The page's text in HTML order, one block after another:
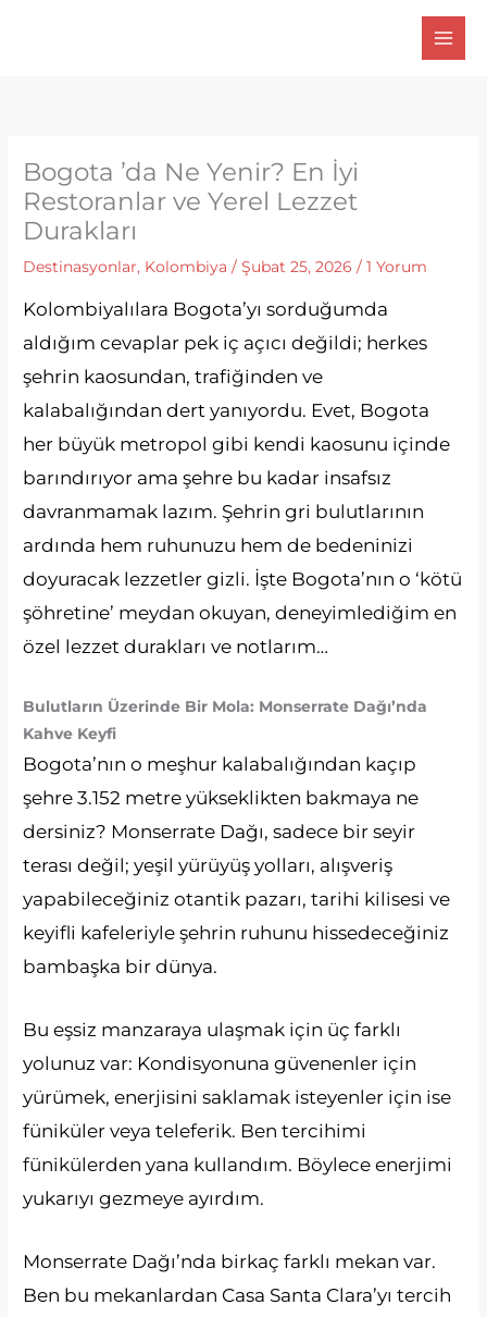
Bogota ’da Ne Yenir? En İyi
Restoranlar ve Yerel Lezzet
Durakları
Destinasyonlar, Kolombiya /Şubat 25, 2026/1 Yorum
Kolombiyalılara Bogota’yı sorduğumda
aldığım cevaplar pek iç açıcı değildi; herkes
şehrin kaosundan, trafiğinden ve
kalabalığından dert yanıyordu. Evet, Bogota
her büyük metropol gibi kendi kaosunu içinde
barındırıyor ama şehre bu kadar insafsız
davranmamak lazım. Şehrin gri bulutlarının
ardında hem ruhunuzu hem de bedeninizi
doyuracak lezzetler gizli. İşte Bogota’nın o ‘kötü
şöhretine’ meydan okuyan, deneyimlediğim en
özel lezzet durakları ve notlarım…
Bulutların Üzerinde Bir Mola: Monserrate Dağı’nda
Kahve Keyfi
Bogota’nın o meşhur kalabalığından kaçıp
şehre 3.152 metre yükseklikten bakmaya ne
dersiniz? Monserrate Dağı, sadece bir seyir
terası değil; yeşil yürüyüş yolları, alışveriş
yapabileceğiniz otantik pazarı, tarihi kilisesi ve
keyifli kafeleriyle şehrin ruhunu hissedeceğiniz
bambaşka bir dünya.
Bu eşsiz manzaraya ulaşmak için üç farklı
yolunuz var: Kondisyonuna güvenenler için
yürümek, enerjisini saklamak isteyenler için ise
füniküler veya teleferik. Ben tercihimi
fünikülerden yana kullandım. Böylece enerjimi
yukarıyı gezmeye ayırdım.
Monserrate Dağı’nda birkaç farklı mekan var.
Ben bu mekanlardan Casa Santa Clara’yı tercih